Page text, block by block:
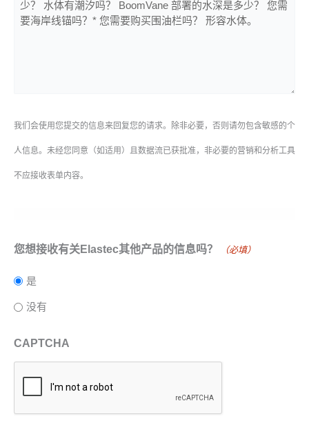
我们会使用您提交的信息来回复您的请求。除非必要，否则请勿包含敏感的个
人信息。未经您同意（如适用）且数据流已获批准，非必要的营销和分析工具
不应接收表单内容。
您想接收有关Elastec其他产品的信息吗？ （必填）
是
没有
CAPTCHA